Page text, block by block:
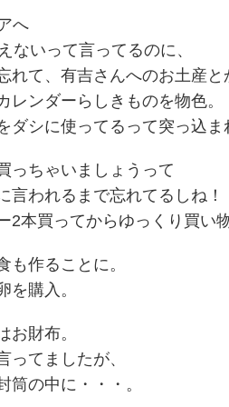
へ
ないって言ってるのに、
れて、有吉さんへのお土産と
レンダーらしきものを物色。
ダシに使ってるって突っ込ま
っちゃいましょうって
言われるまで忘れてるしね！
2本買ってからゆっくり買い物
も作ることに。
を購入。
お財布。
ってましたが、
筒の中に・・・。